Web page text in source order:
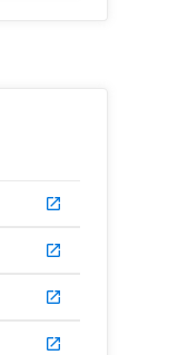
launch
launch
launch
launch